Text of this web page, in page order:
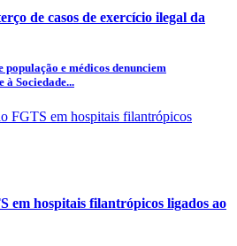
de casos de exercício ilegal da
e médicos denunciem
à Sociedade...
em hospitais filantrópicos ligados ao